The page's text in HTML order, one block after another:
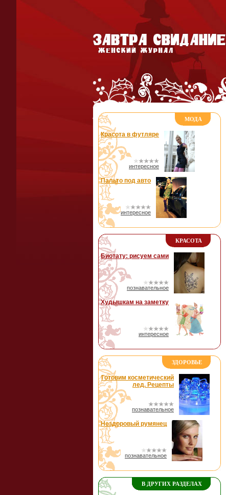
МОДА
Красота в футляре
интересное
Пальто под авто
интересное
КРАСОТА
Биотату: рисуем сами
познавательное
Худышкам на заметку
интересное
ЗДОРОВЬЕ
Готовим косметический
лед. Рецепты
познавательное
Нездоровый румянец
познавательное
В ДРУГИХ РАЗДЕЛАХ